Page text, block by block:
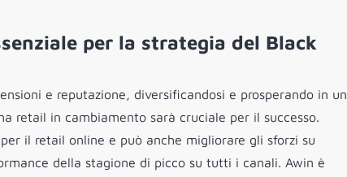
per la strategia del Black
e reputazione, diversificandosi e prosperando in un
retail in cambiamento sarà cruciale per il successo.
il retail online e può anche migliorare gli sforzi su
della stagione di picco su tutti i canali. Awin è